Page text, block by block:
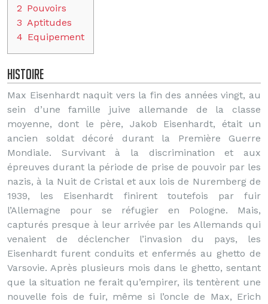
2 Pouvoirs
3 Aptitudes
4 Equipement
Histoire
Max Eisenhardt naquit vers la fin des années vingt, au
sein d’une famille juive allemande de la classe
moyenne, dont le père, Jakob Eisenhardt, était un
ancien soldat décoré durant la Première Guerre
Mondiale. Survivant à la discrimination et aux
épreuves durant la période de prise de pouvoir par les
nazis, à la Nuit de Cristal et aux lois de Nuremberg de
1939, les Eisenhardt finirent toutefois par fuir
l’Allemagne pour se réfugier en Pologne. Mais,
capturés presque à leur arrivée par les Allemands qui
venaient de déclencher l’invasion du pays, les
Eisenhardt furent conduits et enfermés au ghetto de
Varsovie. Après plusieurs mois dans le ghetto, sentant
que la situation ne ferait qu’empirer, ils tentèrent une
nouvelle fois de fuir, même si l’oncle de Max, Erich